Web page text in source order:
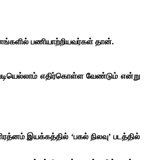
பணியாற்றியவர்கள் தான்.
எதிர்கொள்ள வேண்டும் என்று
இயக்கத்தில் ‘பகல் நிலவு’ படத்தில்